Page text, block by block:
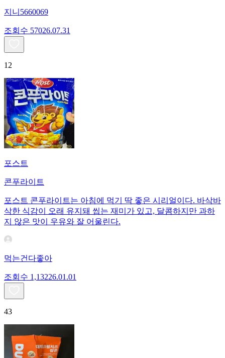
지니5660069
조회수 57026.07.31
12
포스트
콘푸라이트
포스트 콘푸라이트는 아침에 먹기 딱 좋은 시리얼이다. 바삭바
삭한 식감이 오래 유지돼 씹는 재미가 있고, 달콤하지만 과하
지 않은 맛이 우유와 잘 어울린다.
먹는건다좋아
조회수 1,13226.01.01
43